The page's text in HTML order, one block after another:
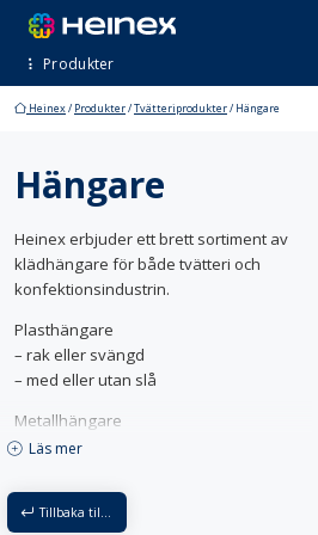
Produkter
Entrémattor
Standardmattor
Finish
Hängare
Märkning & lagning
Tvättmedel
Vattenlösliga tvättsäckar & risktvättpåsar
Vagnar
Rull- & serveringsbord
Heinex/ Produkter/Tvätteriprodukter/ Hängare
Hängare
Heinex erbjuder ett brett sortiment av
klädhängare för både tvätteri och
konfektionsindustrin.
Plasthängare
– rak eller svängd
– med eller utan slå
Metallhängare
– galvade skjort & trådhängare för
– olika tjocklekar
– olika storlekar
Läs mer
Tillbaka till Tvätteriprodukter